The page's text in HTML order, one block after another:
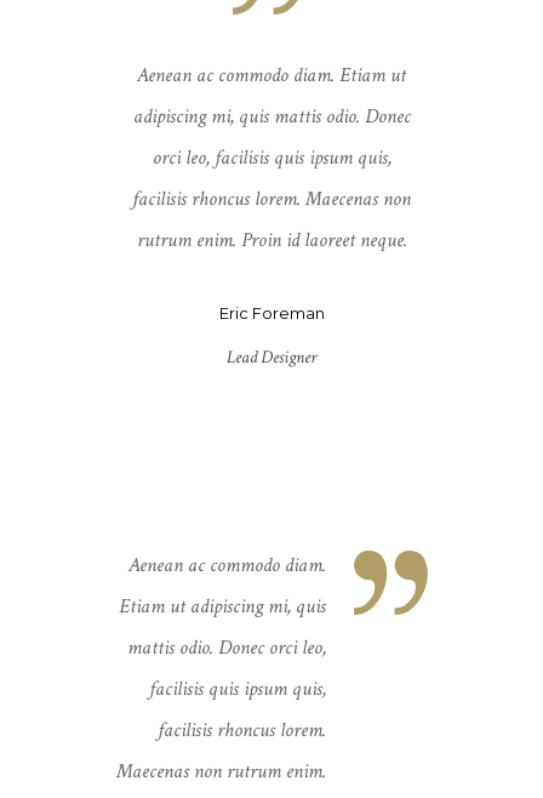
Aenean ac commodo diam. Etiam ut
adipiscing mi, quis mattis odio. Donec
orci leo, facilisis quis ipsum quis,
facilisis rhoncus lorem. Maecenas non
rutrum enim. Proin id laoreet neque.
Eric Foreman
Lead Designer
Aenean ac commodo diam.
Etiam ut adipiscing mi, quis
mattis odio. Donec orci leo,
facilisis quis ipsum quis,
facilisis rhoncus lorem.
Maecenas non rutrum enim.